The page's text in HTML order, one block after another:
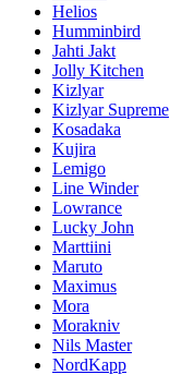
Helios
Humminbird
Jahti Jakt
Jolly Kitchen
Kizlyar
Kizlyar Supreme
Kosadaka
Kujira
Lemigo
Line Winder
Lowrance
Lucky John
Marttiini
Maruto
Maximus
Mora
Morakniv
Nils Master
NordKapp